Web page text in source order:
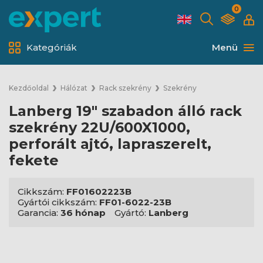
0
Menü
Kategóriák
Kezdőoldal Hálózat Rack szekrény Szekrény
Lanberg 19" szabadon álló rack
szekrény 22U/600X1000,
perforált ajtó, lapraszerelt,
fekete
Cikkszám: FF01602223B
Gyártói cikkszám: FF01-6022-23B
Garancia: 36 hónap Gyártó: Lanberg